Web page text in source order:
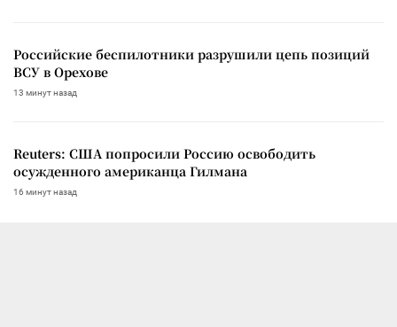
Российские беспилотники разрушили цепь позиций
ВСУ в Орехове
13 минут назад
Reuters: США попросили Россию освободить
осужденного американца Гилмана
16 минут назад